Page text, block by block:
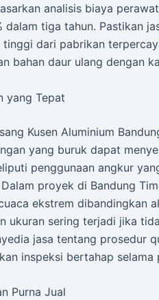
analisis biaya
dalam tiga tahun. Pastikan
dari pabrikan
bahan daur ulang dengan
yang Tepat
Kusen Aluminium
yang buruk dapat
penggunaan angkur
proyek di Bandung
ekstrem dibandingkan
ukuran sering terjadi jika
jasa tentang prosedur
inspeksi bertahap selama
Purna Jual